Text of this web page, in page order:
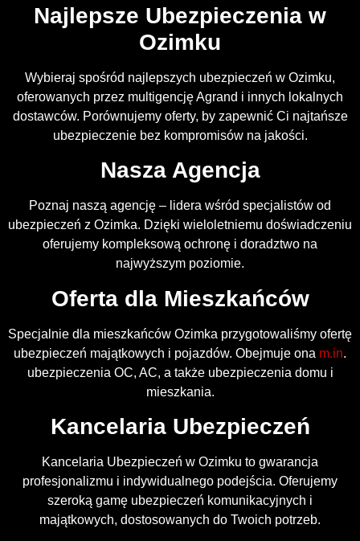
Najlepsze Ubezpieczenia w
Ozimku
Wybieraj spośród najlepszych ubezpieczeń w Ozimku,
oferowanych przez multigencję Agrand i innych lokalnych
dostawców. Porównujemy oferty, by zapewnić Ci najtańsze
ubezpieczenie bez kompromisów na jakości.
Nasza Agencja
Poznaj naszą agencję – lidera wśród specjalistów od
ubezpieczeń z Ozimka. Dzięki wieloletniemu doświadczeniu
oferujemy kompleksową ochronę i doradztwo na
najwyższym poziomie.
Oferta dla Mieszkańców
Specjalnie dla mieszkańców Ozimka przygotowaliśmy ofertę
ubezpieczeń majątkowych i pojazdów. Obejmuje ona m.in.
ubezpieczenia OC, AC, a także ubezpieczenia domu i
mieszkania.
Kancelaria Ubezpieczeń
Kancelaria Ubezpieczeń w Ozimku to gwarancja
profesjonalizmu i indywidualnego podejścia. Oferujemy
szeroką gamę ubezpieczeń komunikacyjnych i
majątkowych, dostosowanych do Twoich potrzeb.